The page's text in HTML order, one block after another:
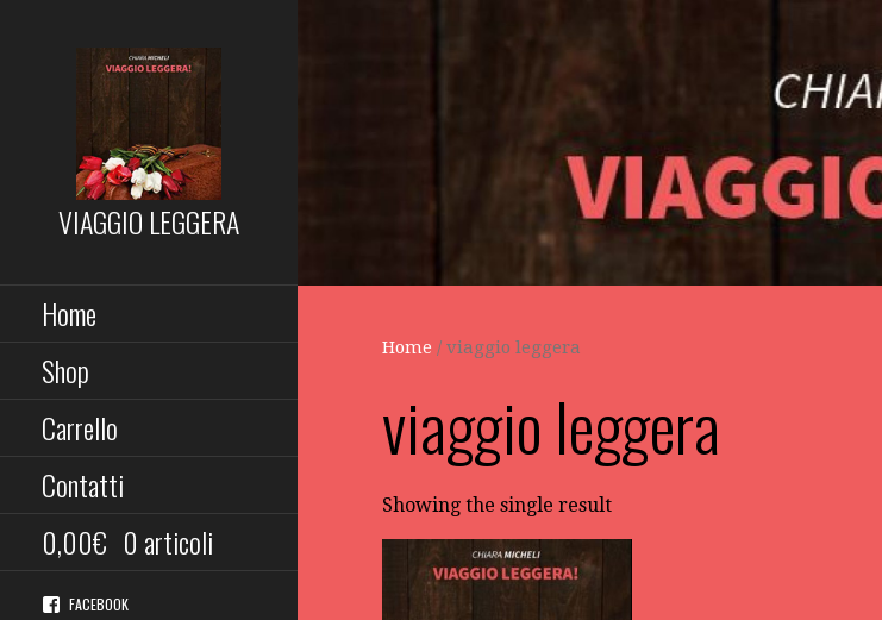
VIAGGIO LEGGERA
Home
Shop
Carrello
Contatti
0,00€ 0 articoli
FACEBOOK
Home / viaggio leggera
viaggio leggera
Showing the single result